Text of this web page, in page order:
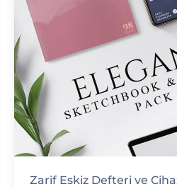
Zarif Eskiz Defteri ve